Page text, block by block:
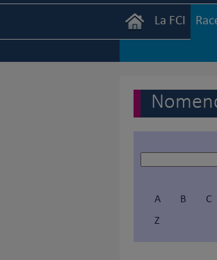
La FCI
A B C
Z